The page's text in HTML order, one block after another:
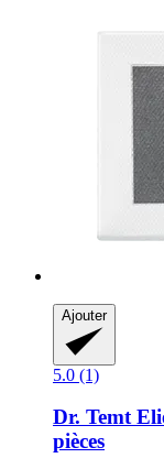
Ajouter
5.0 (1)
Dr. Temt
pièces